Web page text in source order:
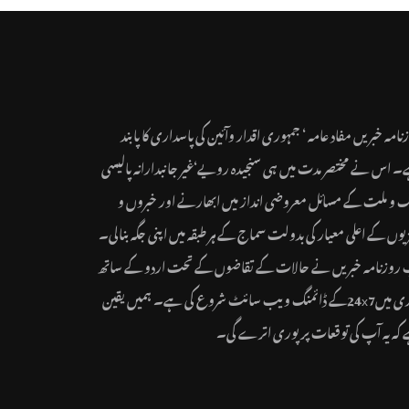
خبریں مفاد عامہ ‘ جمہوری اقدار وآئین کی پاسداری کا پابند
اس نے مختصر مدت میں ہی سنجیدہ رویے‘غیر جانبدارانہ پالیسی
و ملت کے مسائل معروضی انداز میں ابھارنے اور خبروں و
کے اعلی معیار کی بدولت سماج کے ہر طبقہ میں اپنی جگہ بنالی۔
خبریں نے حالات کے تقاضوں کے تحت اردو کے ساتھ
ہندی میں24x7کے ڈائمنگ ویب سائٹ شروع کی ہے۔ ہمیں یقین
یہ آپ کی توقعات پر پوری اترے گی۔